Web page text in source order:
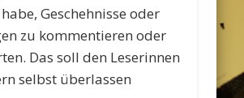
Geschehnisse oder
zu kommentieren oder
Das soll den Leserinnen
selbst überlassen